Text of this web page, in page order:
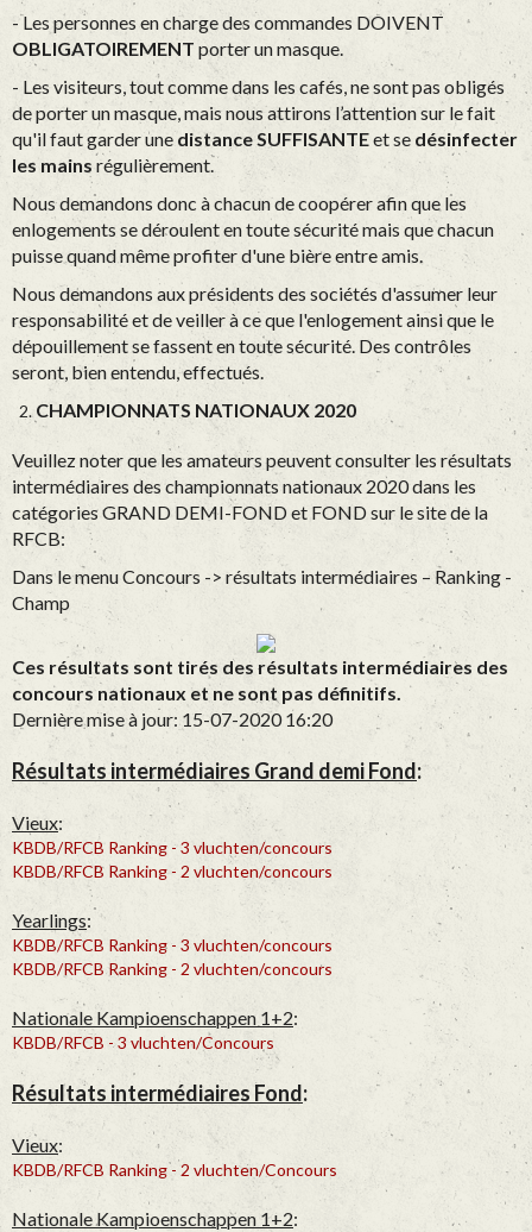
- Les personnes en charge des commandes DOIVENT
OBLIGATOIREMENT porter un masque.
- Les visiteurs, tout comme dans les cafés, ne sont pas obligés
de porter un masque, mais nous attirons l’attention sur le fait
qu'il faut garder unedistance SUFFISANTEet se désinfecter
les mains régulièrement.
Nous demandons donc à chacun de coopérer afin que les
enlogements se déroulent en toute sécurité mais que chacun
puisse quand même profiter d'une bière entre amis.
Nous demandons aux présidents des sociétés d'assumer leur
responsabilité et de veiller à ce que l'enlogement ainsi que le
dépouillement se fassent en toute sécurité. Des contrôles
seront, bien entendu, effectués.
CHAMPIONNATS NATIONAUX 2020
Veuillez noter que les amateurs peuvent consulter les résultats
intermédiaires des championnats nationaux 2020 dans les
catégories GRAND DEMI-FOND et FOND sur le site de la
RFCB:
Dans le menu Concours -> résultats intermédiaires – Ranking -
Champ
Ces résultats sont tirés des résultats intermédiaires des
concours nationaux et ne sont pas définitifs.
Dernière mise à jour: 15-07-2020 16:20
Résultats intermédiaires Grand demi Fond:
Vieux:
KBDB/RFCB Ranking - 3 vluchten/concours
KBDB/RFCB Ranking - 2 vluchten/concours
Yearlings:
KBDB/RFCB Ranking - 3 vluchten/concours
KBDB/RFCB Ranking - 2 vluchten/concours
Nationale Kampioenschappen 1+2:
KBDB/RFCB - 3 vluchten/Concours
Résultats intermédiaires Fond:
Vieux:
KBDB/RFCB Ranking - 2 vluchten/Concours
Nationale Kampioenschappen 1+2: